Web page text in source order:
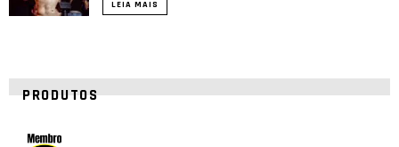
LEIA MAIS
PRODUTOS